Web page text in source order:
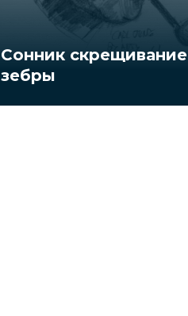
Сонник скрещивание
зебры